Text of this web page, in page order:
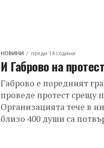
НОВИНИ преди 14 години
И Габрово на
Габрово е поредният
проведе протест срещу
Организацията тече в
близо 400 души са